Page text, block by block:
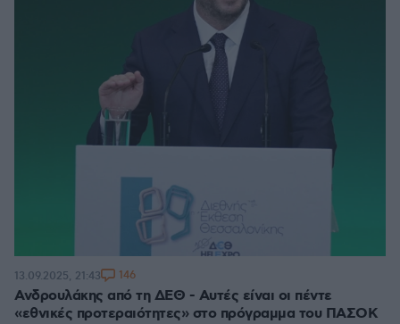
Ανδρουλάκης από τη ΔΕΘ - Αυτές είναι οι πέντε
«εθνικές προτεραιότητες» στο πρόγραμμα του ΠΑΣΟΚ
13.09.2025, 21:43 146